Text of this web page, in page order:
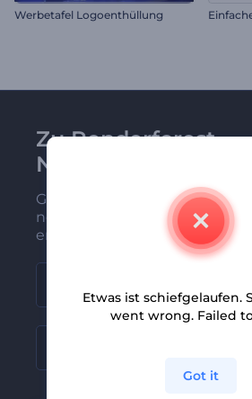
Werbetafel Logoenthüllung
Zu Renderforest-
Newsletter
Gehören Sie zu den Ersten,
neuesten Nachrichten und
erhalten
Etwas ist schiefgelaufen.
went wrong. Failed
Got it